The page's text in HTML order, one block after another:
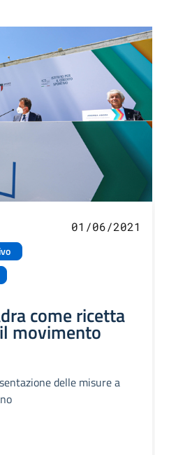
01/06/2021
come ricetta
movimento
delle misure a